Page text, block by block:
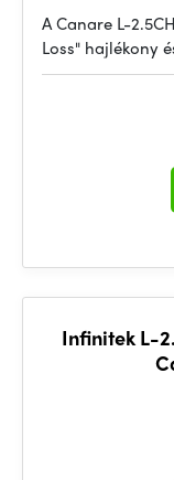
A Canare L-
Loss" hajlékony
Infinitek L-